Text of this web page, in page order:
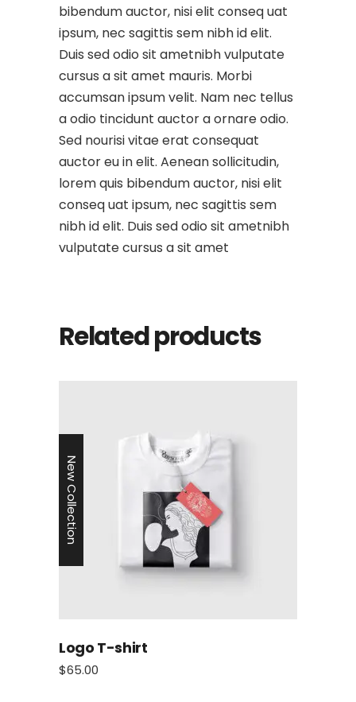
bibendum auctor, nisi elit conseq uat
ipsum, nec sagittis sem nibh id elit.
Duis sed odio sit ametnibh vulputate
cursus a sit amet mauris. Morbi
accumsan ipsum velit. Nam nec tellus
a odio tincidunt auctor a ornare odio.
Sed nourisi vitae erat consequat
auctor eu in elit. Aenean sollicitudin,
lorem quis bibendum auctor, nisi elit
conseq uat ipsum, nec sagittis sem
nibh id elit. Duis sed odio sit ametnibh
vulputate cursus a sit amet
Related products
New Collection
Logo T-shirt
$65.00